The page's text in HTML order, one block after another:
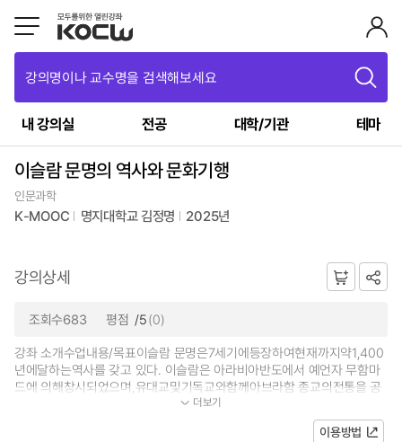
강의명이나 교수명을 검색해보세요
내 강의실 전공 대학/기관 테마
이슬람 문명의 역사와 문화기행
인문과학
K-MOOC 명지대학교 김정명 2025년
강의상세
조회수683 평점 /5(0)
강좌 소개수업내용/목표이슬람 문명은7세기에등장하여현재까지약1,400
년에달하는역사를 갖고 있다. 이슬람은 아라비아반도에서 예언자 무함마
드에 의해창시되었으며,유대교및기독교와함께아브라함 종교의전통을 공
유하고 있다. 오늘날 이슬람 인구... 더보기
이용방법